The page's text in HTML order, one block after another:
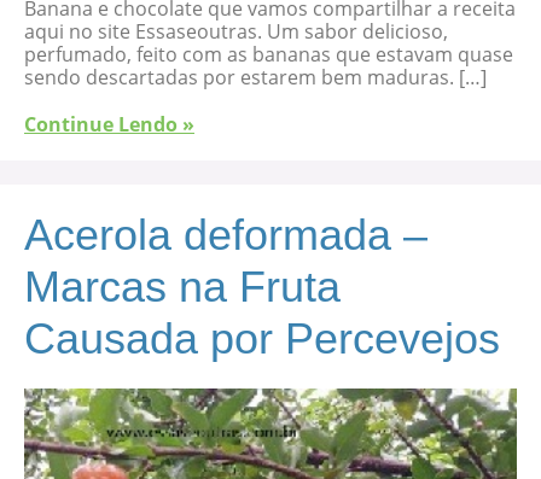
Banana e chocolate que vamos compartilhar a receita
aqui no site Essaseoutras. Um sabor delicioso,
perfumado, feito com as bananas que estavam quase
sendo descartadas por estarem bem maduras. […]
Continue Lendo »
Acerola deformada –
Marcas na Fruta
Causada por Percevejos